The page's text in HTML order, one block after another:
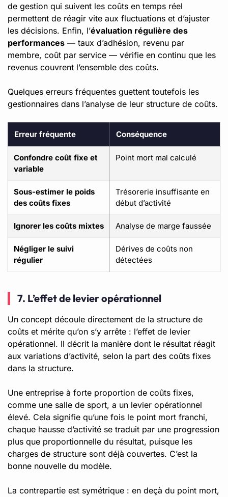
de gestion qui suivent les coûts en temps réel
permettent de réagir vite aux fluctuations et d’ajuster
les décisions. Enfin, l’évaluation régulière des
performances — taux d’adhésion, revenu par
membre, coût par service — vérifie en continu que les
revenus couvrent l’ensemble des coûts.
Quelques erreurs fréquentes guettent toutefois les
gestionnaires dans l’analyse de leur structure de coûts.
Erreur fréquente Conséquence
Confondre coût fixe et
variable
Point mort mal calculé
Sous-estimer le poids
des coûts fixes
Trésorerie insuffisante en
début d’activité
Ignorer les coûts mixtes Analyse de marge faussée
Négliger le suivi
régulier
Dérives de coûts non
détectées
7. L’effet de levier opérationnel
Un concept découle directement de la structure de
coûts et mérite qu’on s’y arrête : l’effet de levier
opérationnel. Il décrit la manière dont le résultat réagit
aux variations d’activité, selon la part des coûts fixes
dans la structure.
Une entreprise à forte proportion de coûts fixes,
comme une salle de sport, a un levier opérationnel
élevé. Cela signifie qu’une fois le point mort franchi,
chaque hausse d’activité se traduit par une progression
plus que proportionnelle du résultat, puisque les
charges de structure sont déjà couvertes. C’est la
bonne nouvelle du modèle.
La contrepartie est symétrique : en deçà du point mort,